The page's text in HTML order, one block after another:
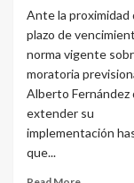
Ante la proximidad
plazo de
norma vigente
moratoria
Alberto Fernández
extender su
implementación
que...
5
Los
6
La
con